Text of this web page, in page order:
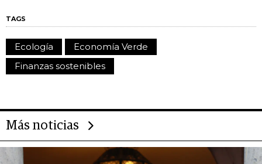
TAGS
Ecología
Economía Verde
Finanzas sostenibles
Más noticias